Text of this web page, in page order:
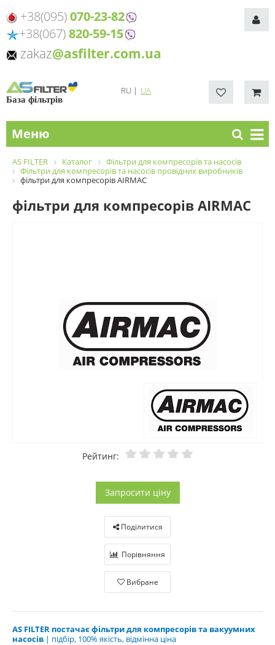
+38(095)070-23-82
+38(067)820-59-15
zakaz@asfilter.com.ua
База фільтрів
RU | UA
Меню
AS FILTER Каталог
Фільтри для компресорів та насосів
Фільтри для компресорів та насосів провідних виробників
фільтри для компресорів AIRMAC
фільтри для компресорів AIRMAC
Рейтинг:
Запросити ціну
Поділитися
Порівняння
Вибране
AS FILTER постачає фільтри для компресорів та вакуумних
насосів | підбір, 100% якість, відмінна ціна